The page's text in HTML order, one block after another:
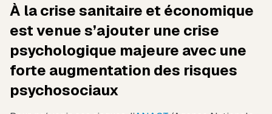
À la crise sanitaire et économique
est venue s’ajouter une crise
psychologique majeure avec une
forte augmentation des risques
psychosociaux